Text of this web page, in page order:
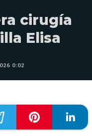
cirugía
Elisa
0:02